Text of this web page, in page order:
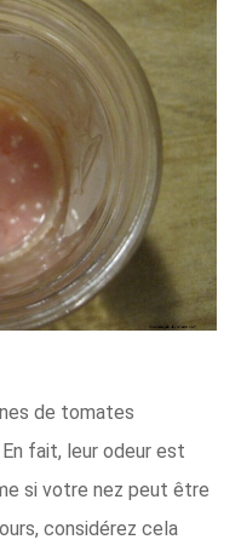
de tomates
fait, leur odeur est
si votre nez peut être
considérez cela